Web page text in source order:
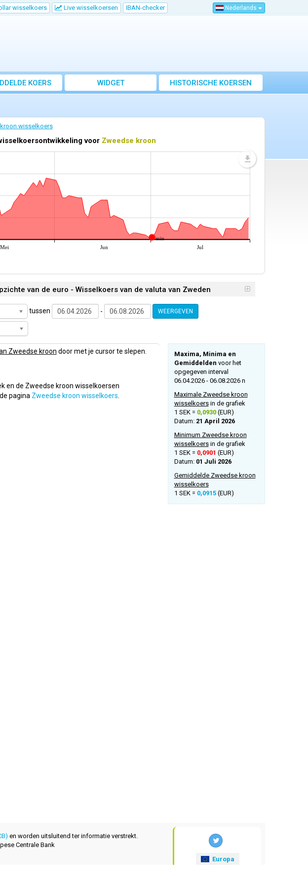
wisselkoers Live wisselkoersen IBAN-checker Nederlands
KOERS WIDGET HISTORISCHE KOERSEN
wisselkoers
voor Zweedse kroon
min
Mei Jun Jul
van de euro - Wisselkoers van de valuta van Zweden
tussen - WEERGEVEN
Zweedse kroon door met je cursor te slepen.
en de Zweedse kroon wisselkoersen
pagina Zweedse kroon wisselkoers.
Maxima, Minima en
Gemiddelden voor het
opgegeven interval
06.04.2026 - 06.08.2026 n
Maximale Zweedse kroon
wisselkoersin de grafiek
1 SEK = 0,0930(EUR)
Datum: 21 April 2026
Minimum Zweedse kroon
wisselkoersin de grafiek
1 SEK = 0,0901 (EUR)
Datum: 01 Juli 2026
Gemiddelde Zweedse kroon
wisselkoers
1 SEK = 0,0915(EUR)
en worden uitsluitend ter informatie verstrekt.
Centrale Bank
Europa